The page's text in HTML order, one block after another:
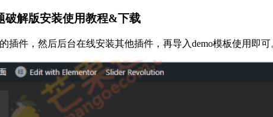
破解版安装使用教程&下载
插件，然后后台在线安装其他插件，再导入demo模板使用即可